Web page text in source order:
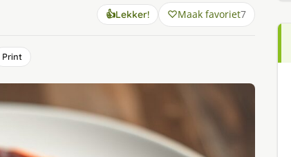
👍Lekker! Maak favoriet7
Print